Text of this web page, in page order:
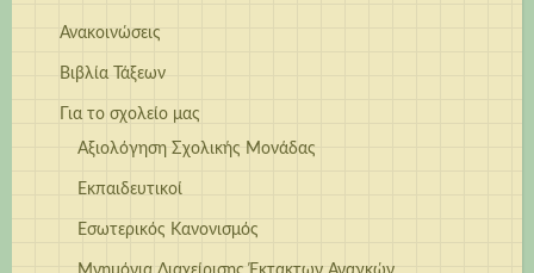
Ανακοινώσεις
Βιβλία Τάξεων
Για το σχολείο μας
Αξιολόγηση Σχολικής Μονάδας
Εκπαιδευτικοί
Εσωτερικός Κανονισμός